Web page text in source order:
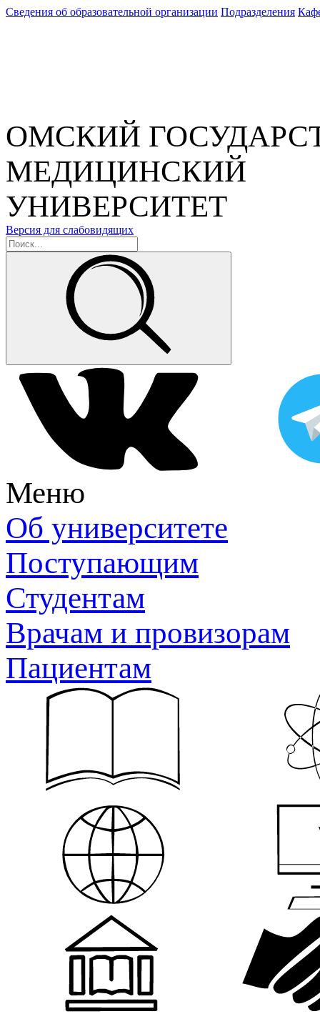
Сведения об образовательной организации Подразделения
ОМСКИЙ
МЕДИЦИНСКИЙ
УНИВЕРСИТЕТ
Версия для слабовидящих
Меню
Об университете
Поступающим
Студентам
Врачам и провизорам
Пациентам